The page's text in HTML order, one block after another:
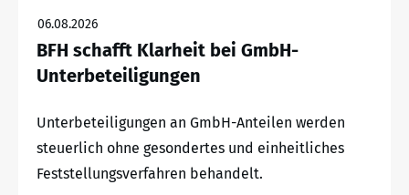
06.08.2026
BFH schafft Klarheit bei GmbH-
Unterbeteiligungen
Unterbeteiligungen an GmbH-Anteilen werden
steuerlich ohne gesondertes und einheitliches
Feststellungsverfahren behandelt.